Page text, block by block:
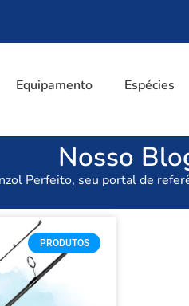
Equipamento Espécies
Nosso
Perfeito, seu portal de
PRODUTOS